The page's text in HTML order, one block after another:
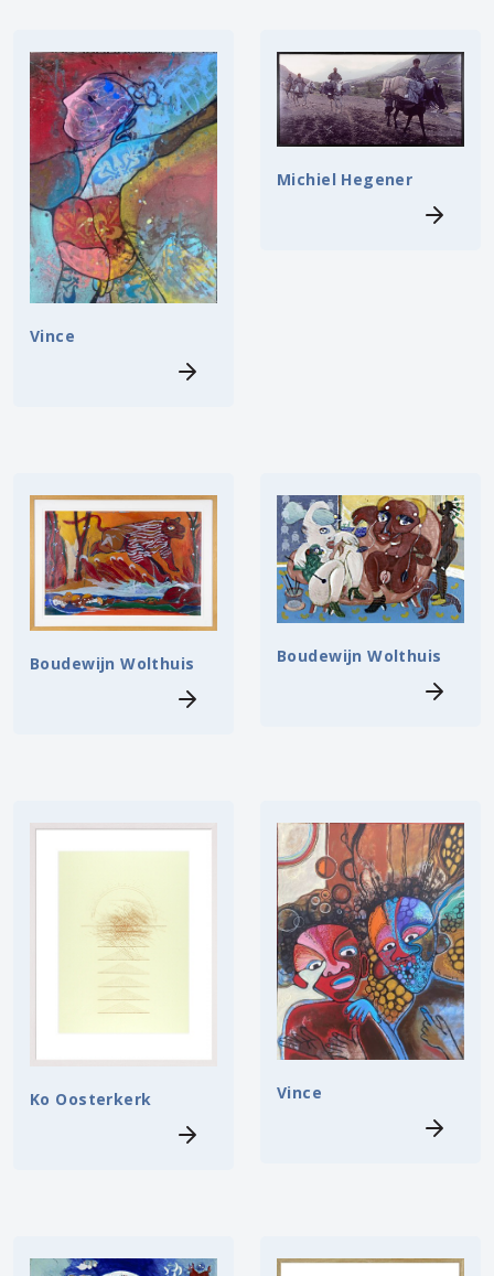
Vince
Michiel Hegener
Boudewijn Wolthuis Boudewijn Wolthuis
Ko Oosterkerk Vince